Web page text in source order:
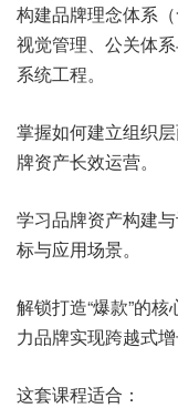
构建品牌理念体系
视觉管理、公关体
系统工程。
掌握如何建立组织
牌资产长效运营。
学习品牌资产构建
标与应用场景。
解锁打造“爆款”的
力品牌实现跨越式增
这套课程适合：